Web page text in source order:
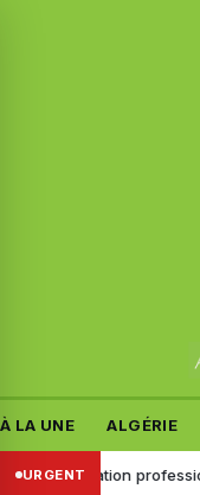
À LA UNE ALGÉRIE
URGENT
Formation